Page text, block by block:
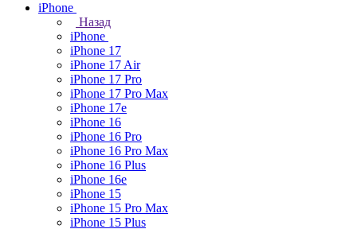
iPhone
Назад
iPhone
iPhone 17
iPhone 17 Air
iPhone 17 Pro
iPhone 17 Pro Max
iPhone 17e
iPhone 16
iPhone 16 Pro
iPhone 16 Pro Max
iPhone 16 Plus
iPhone 16e
iPhone 15
iPhone 15 Pro Max
iPhone 15 Plus